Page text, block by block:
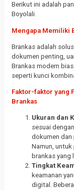
Berikut ini adalah
Boyolali.
Mengapa Memiliki
Brankas adalah
dokumen penting,
Brankas modern
seperti kunci
Faktor-faktor yang
Brankas
Ukuran dan
sesuai
dokumen dan
Namun, untuk
brankas yang
Tingkat
keamanan
digital.